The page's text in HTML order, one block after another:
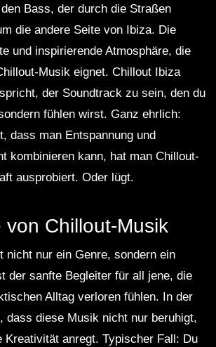
Bass, der durch die Straßen
die andere Seite von Ibiza. Die
und inspirierende Atmosphäre, die
Musik eignet. Chillout Ibiza
der Soundtrack zu sein, den du
fühlen wirst. Ganz ehrlich:
dass man Entspannung und
kombinieren kann, hat man Chillout-
ausprobiert. Oder lügt.
von Chillout-Musik
nicht nur ein Genre, sondern ein
der sanfte Begleiter für all jene, die
Alltag verloren fühlen. In der
dass diese Musik nicht nur beruhigt,
Kreativität anregt. Typischer Fall: Du